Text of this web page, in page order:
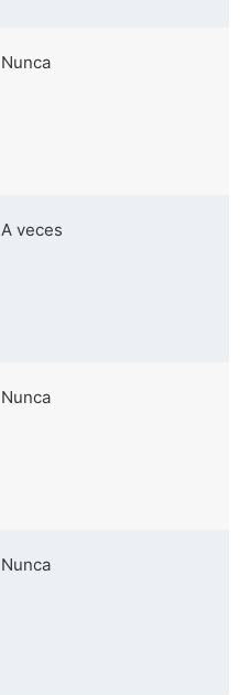
Nunca
A veces
Nunca
Nunca